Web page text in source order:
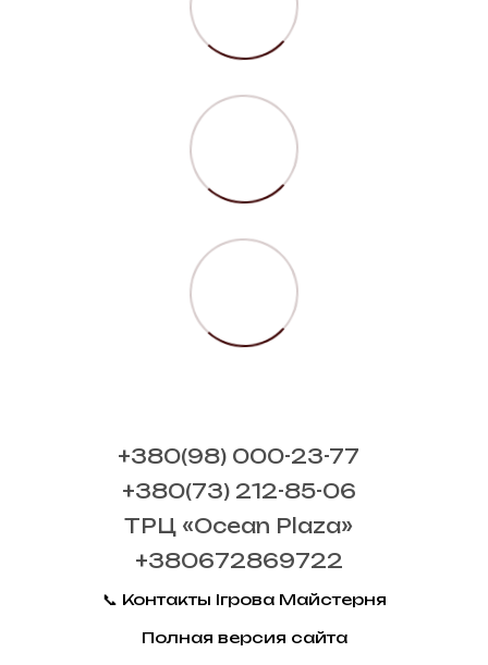
+380(98) 000-23-77
+380(73) 212-85-06
ТРЦ «Ocean Plaza»
+380672869722
📞 Контакты Ігрова Майстерня
Полная версия сайта